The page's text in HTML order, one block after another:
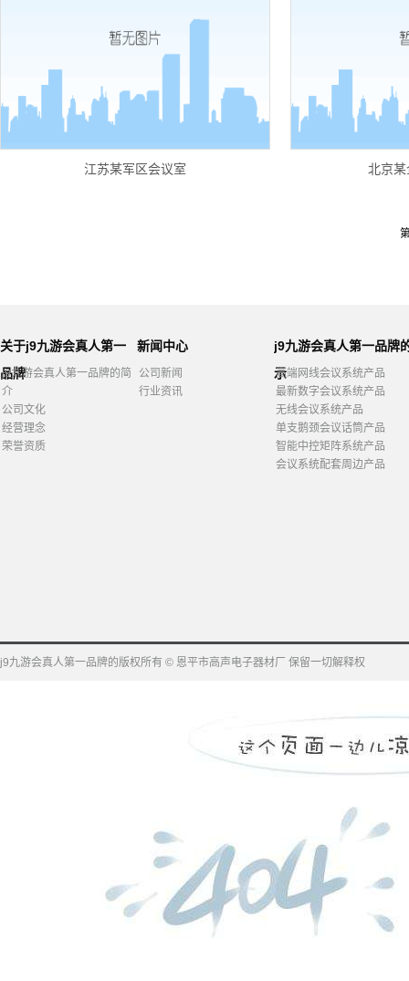
江苏某军区会议室 北京
关于j9九游会真人第一
品牌
j9九游会真人第一品牌的简
介
公司文化
经营理念
荣誉资质
新闻中心
公司新闻
行业资讯
j9九游会真人第一品牌
示
高端网线会议系统产品
最新数字会议系统产品
无线会议系统产品
单支鹅颈会议话筒产品
智能中控矩阵系统产品
会议系统配套周边产品
j9九游会真人第一品牌的版权所有 © 恩平市高声电子器材厂 保留一切解释权